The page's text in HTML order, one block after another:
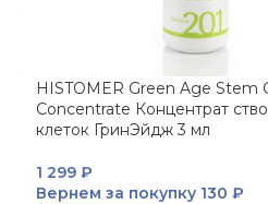
HISTOMER Green Age Stem
Concentrate Концентрат
клеток ГринЭйдж 3 мл
1 299 ₽
Вернем за покупку130 ₽